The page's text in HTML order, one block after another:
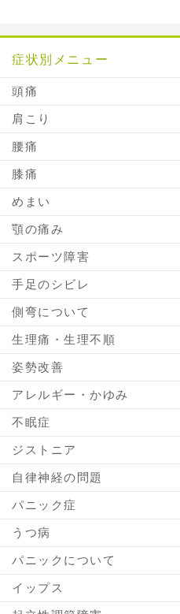
症状別メニュー
頭痛
肩こり
腰痛
膝痛
めまい
顎の痛み
スポーツ障害
手足のシビレ
側弯について
生理痛・生理不順
姿勢改善
アレルギー・かゆみ
不眠症
ジストニア
自律神経の問題
パニック症
うつ病
パニックについて
イップス